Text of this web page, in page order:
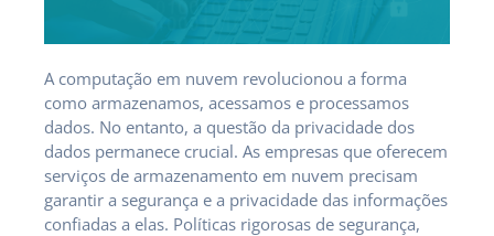
A computação em nuvem revolucionou a forma
como armazenamos, acessamos e processamos
dados. No entanto, a questão da privacidade dos
dados permanece crucial. As empresas que oferecem
serviços de armazenamento em nuvem precisam
garantir a segurança e a privacidade das informações
confiadas a elas. Políticas rigorosas de segurança,